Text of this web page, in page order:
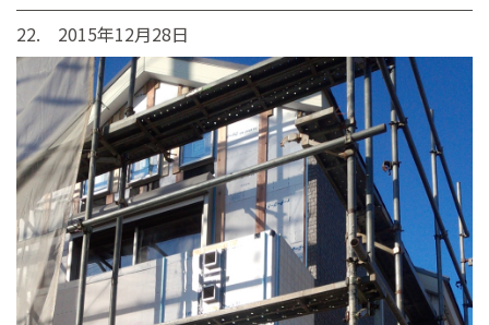
22. 2015年12月28日